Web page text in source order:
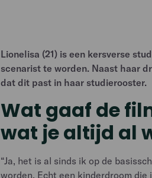
Lionelisa (21) is een kersverse
scenarist te worden. Naast haar
dat dit past in haar studierooster.
Wat gaaf de
wat je altijd al
“Ja, het is al sinds ik op de
worden. Echt een kinderdroom die